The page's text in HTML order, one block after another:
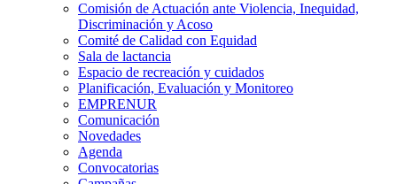
Comisión de Actuación ante Violencia, Inequidad,
Discriminación y Acoso
Comité de Calidad con Equidad
Sala de lactancia
Espacio de recreación y cuidados
Planificación, Evaluación y Monitoreo
EMPRENUR
Comunicación
Novedades
Agenda
Convocatorias